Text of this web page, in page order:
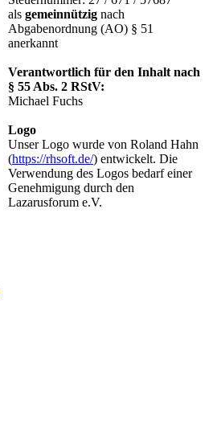
als gemeinnützig nach
Abgabenordnung (AO) § 51
anerkannt
Verantwortlich für den Inhalt nach
§ 55 Abs. 2 RStV:
Michael Fuchs
Logo
Unser Logo wurde von Roland Hahn
(https://rhsoft.de/) entwickelt. Die
Verwendung des Logos bedarf einer
Genehmigung durch den
Lazarusforum e.V.